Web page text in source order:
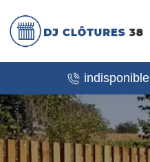
indisponible